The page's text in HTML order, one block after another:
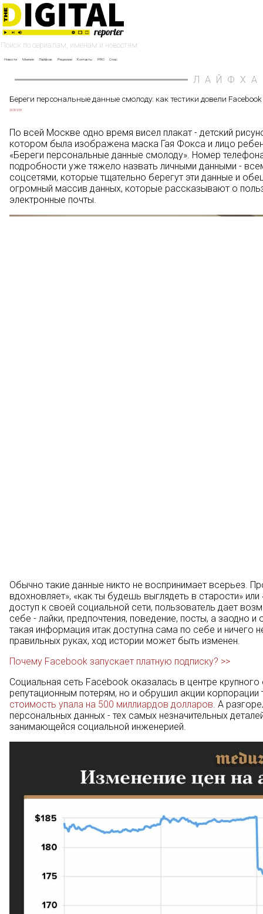
Новости Мнение Лайфхак Рецензии Контакты PRO О нас
Береги персональные данные смолоду: как тестики довели
23/03/2018
По всей Москве одно время висел плакат - детский
котором была изображена маска Гая Фокса и лицо
«Береги персональные данные смолоду». Номер
подробности уже тяжело назвать личными данными -
соцсетями, которые тщательно берегут эти данные и
огромный массив данных, которые рассказывают о
электронные почты.
Обычно такие данные никто не воспринимает всерьез.
вдохновляет», «как ты будешь выглядеть в старости»
доступ к своей социальной сети, пользователь дает
себе - лайки, предпочтения, поведение, посты, а заодно
такая информация итак доступна сама по себе и
правильных руках, ход истории может быть изменен.
Почему Facebook запускает платную подписку? >>
Социальная сеть Facebook оказалась в центре
репутационным потерям, но и обрушил акции
стоимость упала на 500 миллиардов долларов. А
персональных данных - тех самых незначительных
занимающейся социальной инженерией.